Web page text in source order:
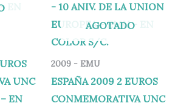
UNC
EN
€.
AGOTADO
2009 - EMU
ESPAÑA 2009 2 EUROS
CONMEMORATIVA UNC
16,00 €.13,95 €.